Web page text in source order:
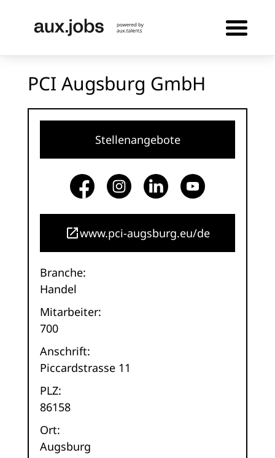
PCI Augsburg GmbH
Stellenangebote
www.pci-augsburg.eu/de
Branche:
Handel
Mitarbeiter:
700
Anschrift:
Piccardstrasse 11
PLZ:
86158
Ort:
Augsburg